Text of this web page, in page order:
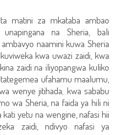
matini za mkataba ambao
na Sheria, bali
naamini kuwa Sheria
kwa uwazi zaidi, kwa
zaidi na iliyopangwa kuliko
ufahamu maalumu,
wenye jitihada; kwa sababu
wa Sheria, na faida ya hili ni
yetu na wengine, nafasi hii
zaidi, ndivyo nafasi ya